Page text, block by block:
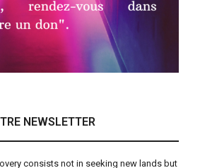
NEWSLETTER
consists not in seeking new lands but